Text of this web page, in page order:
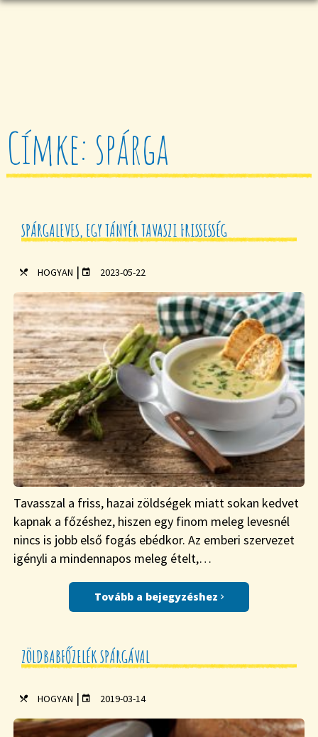
Címke: spárga
SPÁRGALEVES, EGY TÁNYÉR TAVASZI FRISSESSÉG
HOGYAN | 2023-05-22
Tavasszal a friss, hazai zöldségek miatt sokan kedvet
kapnak a főzéshez, hiszen egy finom meleg levesnél
nincs is jobb első fogás ebédkor. Az emberi szervezet
igényli a mindennapos meleg ételt,…
Tovább a bejegyzéshez
ZÖLDBABFŐZELÉK SPÁRGÁVAL
HOGYAN | 2019-03-14